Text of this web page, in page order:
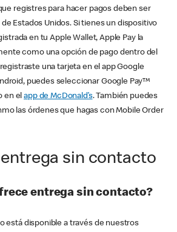
registres para hacer pagos deben ser
Estados Unidos. Si tienes un dispositivo
en tu Apple Wallet, Apple Pay la
como una opción de pago dentro del
registraste una tarjeta en el app Google
puedes seleccionar Google Pay™
en elapp de McDonald’s. También puedes
las órdenes que hagas con Mobile Order
sin contacto
entrega sin contacto?
está disponible a través de nuestros